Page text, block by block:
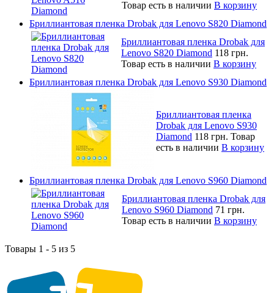
Товар есть в наличии В корзину
Бриллиантовая пленка Drobak для Lenovo S820 Diamond
Бриллиантовая пленка Drobak для
Lenovo S820 Diamond 118 грн.
Товар есть в наличии В корзину
Бриллиантовая пленка Drobak для Lenovo S930 Diamond
Бриллиантовая пленка
Drobak для Lenovo S930
Diamond 118 грн. Товар
есть в наличии В корзину
Бриллиантовая пленка Drobak для Lenovo S960 Diamond
Бриллиантовая пленка Drobak для
Lenovo S960 Diamond 71 грн.
Товар есть в наличии В корзину
Товары 1 - 5 из 5